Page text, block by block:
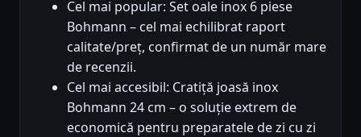
Cel mai popular: Set oale inox 6 piese
Bohmann – cel mai echilibrat raport
calitate/preț, confirmat de un număr mare
de recenzii.
Cel mai accesibil: Cratiță joasă inox
Bohmann 24 cm – o soluție extrem de
economică pentru preparatele de zi cu zi